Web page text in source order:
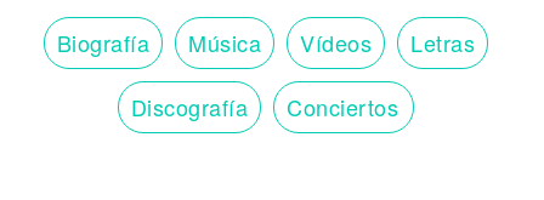
Biografía Música Vídeos Letras
Discografía Conciertos